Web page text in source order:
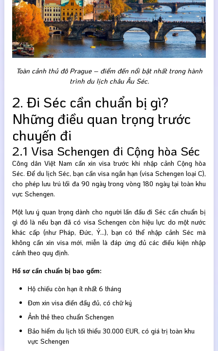
Toàn cảnh thủ đô Prague – điểm đến nổi bật nhất trong hành
trình du lịch châu Âu Séc.
2. Đi Séc cần chuẩn bị gì?
Những điều quan trọng trước
chuyến đi
2.1 Visa Schengen đi Cộng hòa Séc
Công dân Việt Nam cần xin visa trước khi nhập cảnh Cộng hòa
Séc. Để du lịch Séc, bạn cần visa ngắn hạn (visa Schengen loại C),
cho phép lưu trú tối đa 90 ngày trong vòng 180 ngày tại toàn khu
vực Schengen.
Một lưu ý quan trọng dành cho người lần đầu đi Séc cần chuẩn bị
gì đó là nếu bạn đã có visa Schengen còn hiệu lực do một nước
khác cấp (như Pháp, Đức, Ý…), bạn có thể nhập cảnh Séc mà
không cần xin visa mới, miễn là đáp ứng đủ các điều kiện nhập
cảnh theo quy định.
Hồ sơ cần chuẩn bị bao gồm:
Hộ chiếu còn hạn ít nhất 6 tháng
Đơn xin visa điền đầy đủ, có chữ ký
Ảnh thẻ theo chuẩn Schengen
Bảo hiểm du lịch tối thiểu 30.000 EUR, có giá trị toàn khu
vực Schengen